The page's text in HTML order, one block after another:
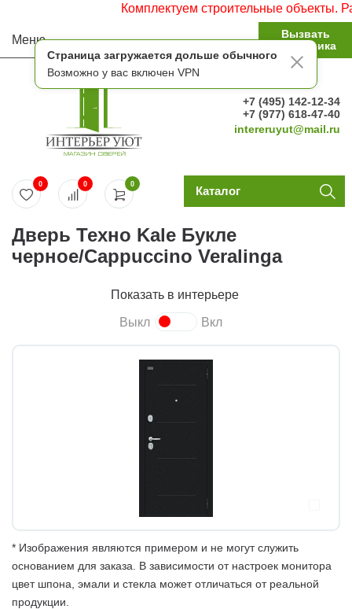
Страница загружается дольше обычного
Возможно у вас включен VPN
Комплектуем строительные объекты.
Меню
Вызвать
замерщика
+7 (495) 142-12-34
+7 (977) 618-47-40
intereruyut@mail.ru
0
0 0 Каталог
Дверь Техно Kale Букле
черное/Cappuccino Veralinga
Показать в интерьере
Выкл Вкл
* Изображения являются примером и не могут служить
основанием для заказа. В зависимости от настроек монитора
цвет шпона, эмали и стекла может отличаться от реальной
продукции.